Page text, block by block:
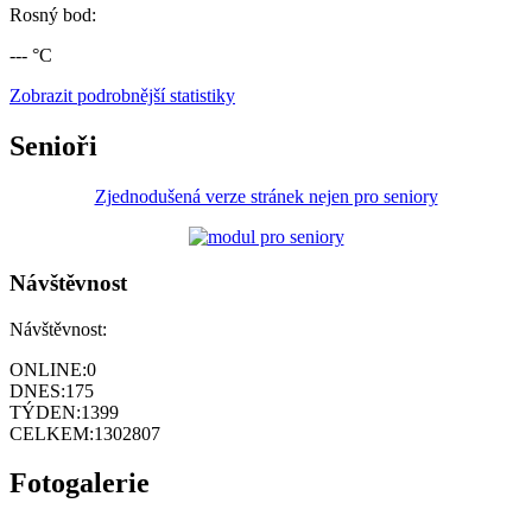
Rosný bod:
--- °C
Zobrazit podrobnější statistiky
Senioři
Zjednodušená verze stránek nejen pro seniory
Návštěvnost
Návštěvnost:
ONLINE:0
DNES:175
TÝDEN:1399
CELKEM:1302807
Fotogalerie